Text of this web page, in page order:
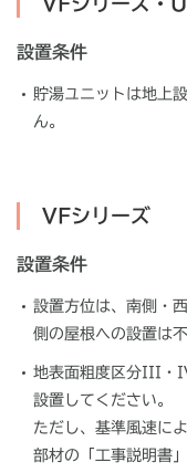
設置条件
貯湯ユニットは地上
ん。
VFシリーズ
設置条件
設置方位は、南側・
側の屋根への設置は不
地表面粗度区分III・
設置してください。
ただし、基準風速に
部材の「工事説明書